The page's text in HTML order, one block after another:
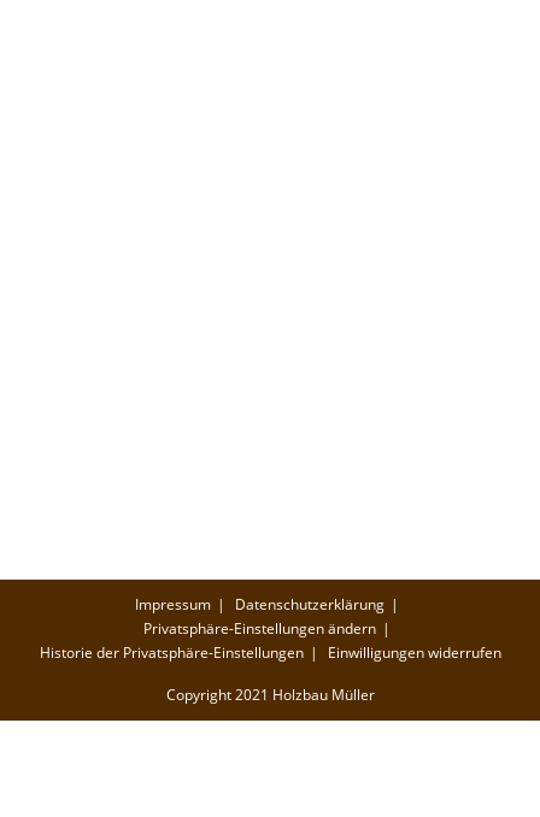
Impressum
Datenschutzerklärung
Privatsphäre-Einstellungen ändern
Historie der Privatsphäre-Einstellungen
Einwilligungen widerrufen
Copyright 2021 Holzbau Müller